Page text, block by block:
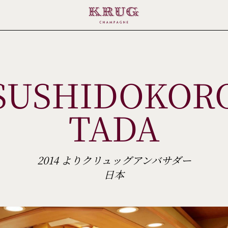
TADA
2014 よりクリュッグアンバサダー
日本